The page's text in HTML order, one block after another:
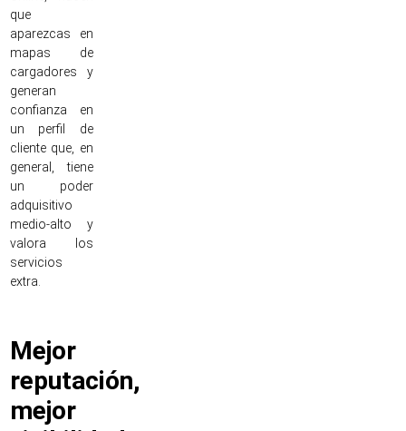
que
aparezcas en
mapas de
cargadores y
generan
confianza en
un perfil de
cliente que, en
general, tiene
un poder
adquisitivo
medio-alto y
valora los
servicios
extra.
Mejor
reputación,
mejor